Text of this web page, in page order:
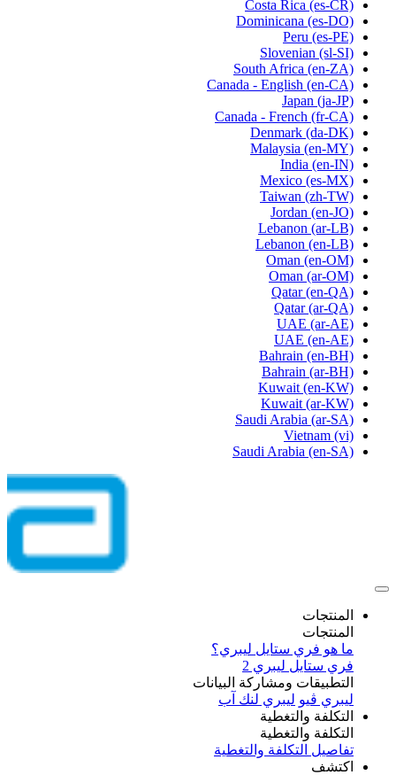
Costa Rica (es-CR)
Dominicana (es-DO)
Peru (es-PE)
Slovenian (sl-SI)
South Africa (en-ZA)
Canada - English (en-CA)
Japan (ja-JP)
Canada - French (fr-CA)
Denmark (da-DK)
Malaysia (en-MY)
India (en-IN)
Mexico (es-MX)
Taiwan (zh-TW)
Jordan (en-JO)
Lebanon (ar-LB)
Lebanon (en-LB)
Oman (en-OM)
Oman (ar-OM)
Qatar (en-QA)
Qatar (ar-QA)
UAE (ar-AE)
UAE (en-AE)
Bahrain (en-BH)
Bahrain (ar-BH)
Kuwait (en-KW)
Kuwait (ar-KW)
Saudi Arabia (ar-SA)
Vietnam (vi)
Saudi Arabia (en-SA)
المنتجات
المنتجات
ما هو فري ستايل ليبري؟
فري ستايل ليبري 2
التطبيقات ومشاركة البيانات
ليبري ڤيو ليبري لنك آب
التكلفة والتغطية
التكلفة والتغطية
تفاصيل التكلفة والتغطية
اكتشف​